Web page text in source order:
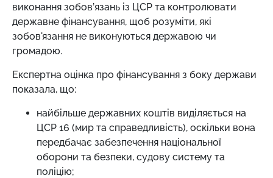
виконання зобов’язань із ЦСР та контролювати
державне фінансування, щоб розуміти, які
зобов'язання не виконуються державою чи
громадою.
Експертна оцінка про фінансування з боку держави
показала, що:
найбільше державних коштів виділяється на
ЦСР 16 (мир та справедливість), оскільки вона
передбачає забезпечення національної
оборони та безпеки, судову систему та
поліцію;